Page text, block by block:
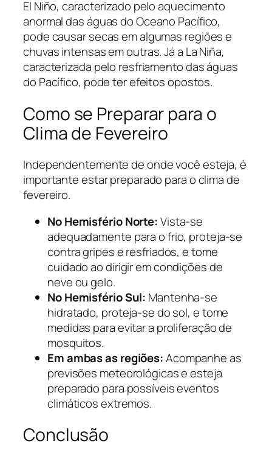
El Niño, caracterizado pelo aquecimento
anormal das águas do Oceano Pacífico,
pode causar secas em algumas regiões e
chuvas intensas em outras. Já a La Niña,
caracterizada pelo resfriamento das águas
do Pacífico, pode ter efeitos opostos.
Como se Preparar para o
Clima de Fevereiro
Independentemente de onde você esteja, é
importante estar preparado para o clima de
fevereiro.
No Hemisfério Norte:Vista-se
adequadamente para o frio, proteja-se
contra gripes e resfriados, e tome
cuidado ao dirigir em condições de
neve ou gelo.
No Hemisfério Sul: Mantenha-se
hidratado, proteja-se do sol, e tome
medidas para evitar a proliferação de
mosquitos.
Em ambas as regiões:Acompanhe as
previsões meteorológicas e esteja
preparado para possíveis eventos
climáticos extremos.
Conclusão